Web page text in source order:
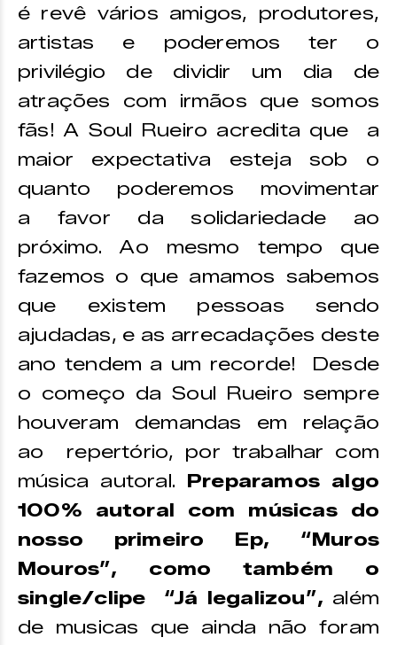
é revê vários amigos, produtores,
artistas e poderemos ter o
privilégio de dividir um dia de
atrações com irmãos que somos
fãs! A Soul Rueiro acredita que a
maior expectativa esteja sob o
quanto poderemos movimentar
a favor da solidariedade ao
próximo. Ao mesmo tempo que
fazemos o que amamos sabemos
que existem pessoas sendo
ajudadas, e as arrecadações deste
ano tendem a um recorde! Desde
o começo da Soul Rueiro sempre
houveram demandas em relação
ao repertório, por trabalhar com
música autoral. Preparamos algo
100% autoral com músicas do
nosso primeiro Ep, “Muros
Mouros”, como também o
single/clipe “Já legalizou”, além
de musicas que ainda não foram